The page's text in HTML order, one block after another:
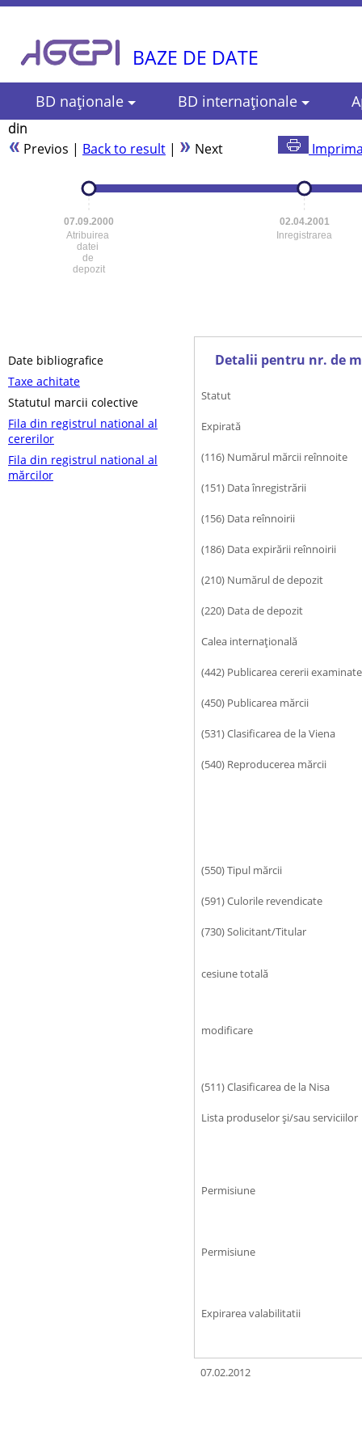
BAZE DE DATE
BD naţionale BD internaţionale
din
Previos | Back to result | Next
07.09.2000
Atribuirea
datei
de
depozit
02.04.2001
Inregistrarea
Date bibliografice
Taxe achitate
Statutul marcii colective
Fila din registrul national al
cererilor
Fila din registrul national al
mărcilor
Detalii pentru nr. de
Statut
Expirată
(116) Numărul mărcii reînnoite
(151) Data înregistrării
(156) Data reînnoirii
(186) Data expirării reînnoirii
(210) Numărul de depozit
(220) Data de depozit
Calea internaţională
(442) Publicarea cererii examinate
(450) Publicarea mărcii
(531) Clasificarea de la Viena
(540) Reproducerea mărcii
(550) Tipul mărcii
(591) Culorile revendicate
(730) Solicitant/Titular
cesiune totală
modificare
(511) Clasificarea de la Nisa
Lista produselor şi/sau serviciilor
Permisiune
Permisiune
Expirarea valabilitatii
07.02.2012